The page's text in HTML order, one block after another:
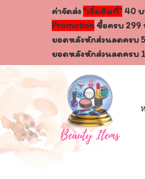
ค่าจัดส่ง "เริ่มต้นที่" 40
Promotionซื้อครบ 299
ยอดหลังหักส่วนลดครบ
ยอดหลังหักส่วนลดครบ